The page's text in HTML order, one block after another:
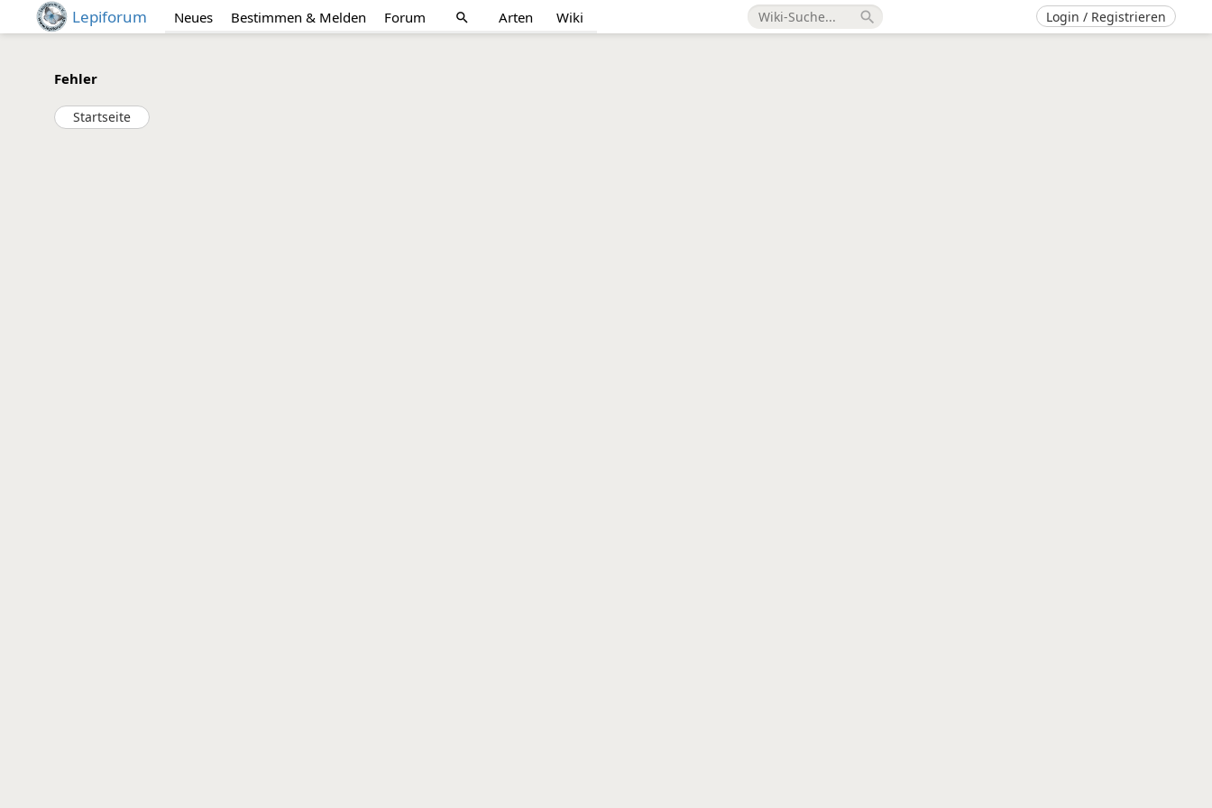
Lepiforum Neues Bestimmen & Melden Forum search Arten Wiki search Login / Registrieren
Fehler
Startseite